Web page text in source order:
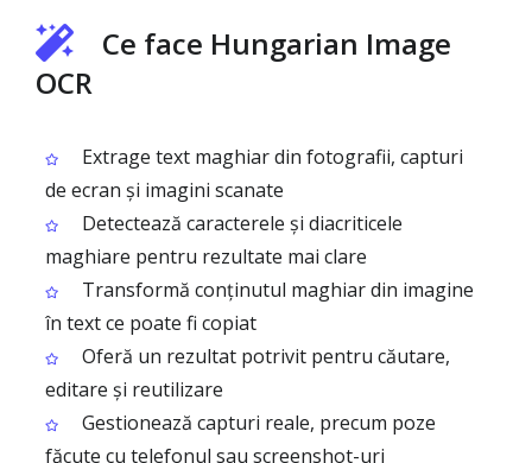
Ce face Hungarian Image
OCR
Extrage text maghiar din fotografii, capturi
de ecran și imagini scanate
Detectează caracterele și diacriticele
maghiare pentru rezultate mai clare
Transformă conținutul maghiar din imagine
în text ce poate fi copiat
Oferă un rezultat potrivit pentru căutare,
editare și reutilizare
Gestionează capturi reale, precum poze
făcute cu telefonul sau screenshot-uri